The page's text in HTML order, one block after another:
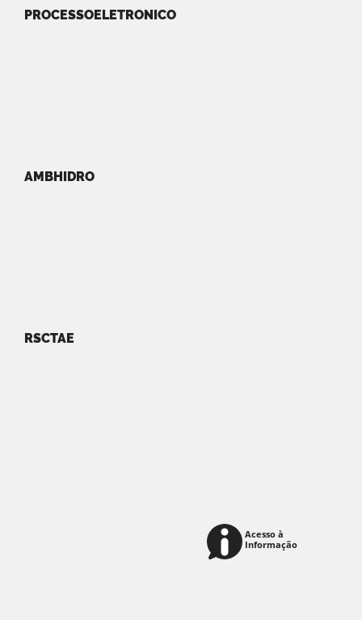
PROCESSOELETRONICO
AMBHIDRO
RSCTAE